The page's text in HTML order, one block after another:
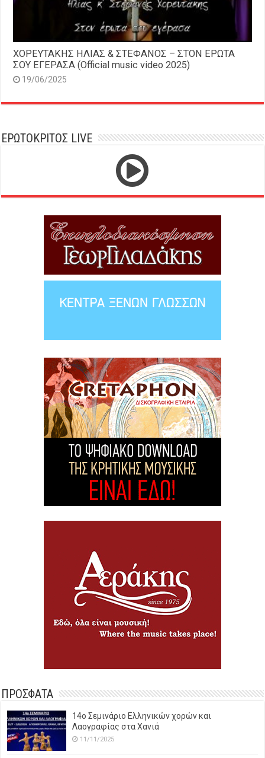
ΧΟΡΕΥΤΑΚΗΣ ΗΛΙΑΣ & ΣΤΕΦΑΝΟΣ – ΣΤΟΝ ΕΡΩΤΑ
ΣΟΥ ΕΓΕΡΑΣΑ (Official music video 2025)
19/06/2025
ΕΡΩΤΟΚΡΙΤΟΣ LIVE
ΠΡΟΣΦΑΤΑ
14o Σεμινάριο Ελληνικών χορών και
Λαογραφίας στα Χανιά
11/11/2025